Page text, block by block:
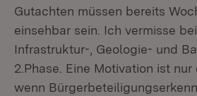
Gutachten müssen bereits
einsehbar sein. Ich vermisse
Infrastruktur-, Geologie- und
2.Phase. Eine Motivation ist
wenn